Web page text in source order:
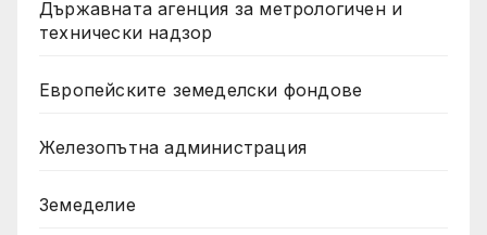
Държавната агенция за метрологичен и
технически надзор
Европейските земеделски фондове
Железопътна администрация
Земеделие